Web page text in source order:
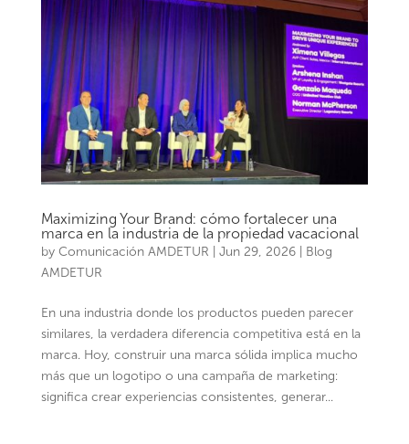
Maximizing Your Brand: cómo fortalecer una
marca en la industria de la propiedad vacacional
by Comunicación AMDETUR Jun 29, 2026| Blog
AMDETUR
En una industria donde los productos pueden parecer
similares, la verdadera diferencia competitiva está en la
marca. Hoy, construir una marca sólida implica mucho
más que un logotipo o una campaña de marketing:
significa crear experiencias consistentes, generar...